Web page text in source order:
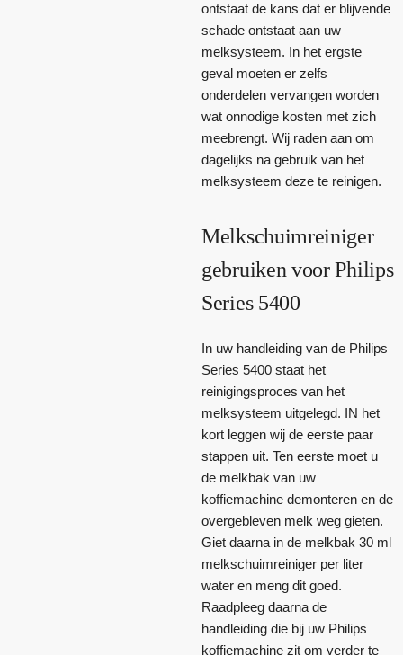
ontstaat de kans dat er blijvende
schade ontstaat aan uw
melksysteem. In het ergste
geval moeten er zelfs
onderdelen vervangen worden
wat onnodige kosten met zich
meebrengt. Wij raden aan om
dagelijks na gebruik van het
melksysteem deze te reinigen.
Melkschuimreiniger
gebruiken voor Philips
Series 5400
In uw handleiding van de Philips
Series 5400 staat het
reinigingsproces van het
melksysteem uitgelegd. IN het
kort leggen wij de eerste paar
stappen uit. Ten eerste moet u
de melkbak van uw
koffiemachine demonteren en de
overgebleven melk weg gieten.
Giet daarna in de melkbak 30 ml
melkschuimreiniger per liter
water en meng dit goed.
Raadpleeg daarna de
handleiding die bij uw Philips
koffiemachine zit om verder te